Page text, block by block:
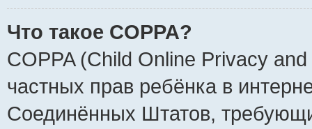
Что такое COPPA?
COPPA (Child Online Privacy
частных прав ребёнка в
Соединённых Штатов,